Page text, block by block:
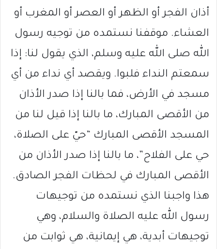
أذان الفجر أو الظهر أو العصر أو المغرب أو
العشاء. موقفنا نستمده من توجيه رسول
الله صلى الله عليه وسلم، الذي يقول لنا: إذا
سمعتم النداء فلبوا. ويقصد أي نداء من أي
مسجد في الأرض، فما بالنا إذا صدر الأذان
من الأقصى المبارك، ما بالنا إذا قيل لنا من
المسجد الأقصى المبارك “حيّ على الصلاة،
حي على الفلاح”، ما بالنا إذا صدر الأذان من
الأقصى المبارك في لحظات الفجر الصادق.
هذا واجبنا الذي نستمده من توجيهات
رسول الله عليه الصلاة والسلام، وهي
توجيهات أبدية، هي إيمانية، هي ثوابت من